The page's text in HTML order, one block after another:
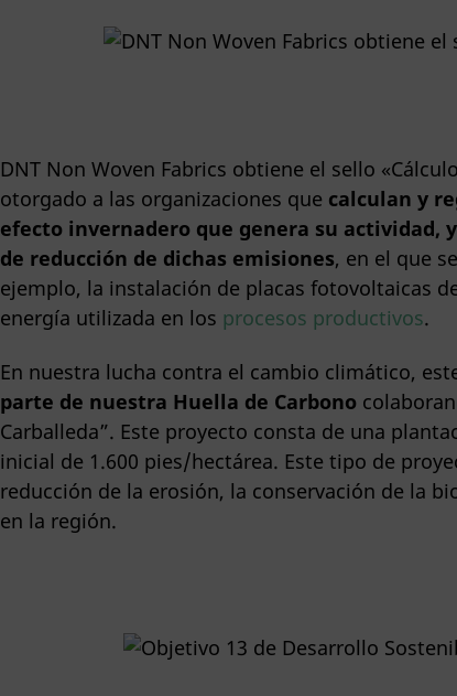
DNT Non Woven Fabrics obtiene el sello
otorgado a las organizaciones que calculan y
efecto invernadero que genera su actividad,
de reducción de dichas emisiones, en el que
ejemplo, la instalación de placas fotovoltaicas
energía utilizada en los procesos productivos.
En nuestra lucha contra el cambio climático,
parte de nuestra Huella de Carbono
Carballeda”. Este proyecto consta de una
inicial de 1.600 pies/hectárea. Este tipo de
reducción de la erosión, la conservación de la
en la región.